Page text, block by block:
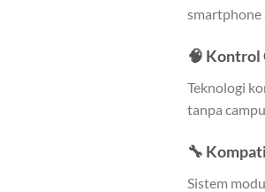
smartphone
🧠 Kontrol
Teknologi
tanpa
🔧
Sistem